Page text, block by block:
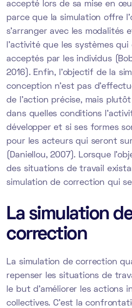
accepté lors de sa mise en
parce que la simulation offre
s’arranger avec les modalités
l’activité que les systèmes
acceptés par les individus
2016). Enfin, l’objectif de la
conception n’est pas
de l’action précise, mais
dans quelles conditions
développer et si ses formes
pour les acteurs qui seront
(Daniellou, 2007). Lorsque
des situations de travail
simulation de correction qui
La simulation
correction
La simulation de correction
repenser les situations de
le but d’améliorer les actions
collectives. C’est la